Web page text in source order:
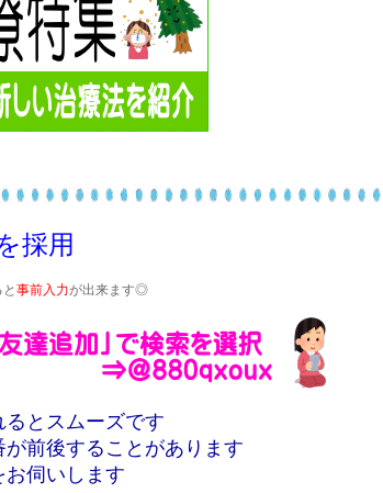
採用
事前入力が出来ます◎
とスムーズです
前後することがあります
伺いします